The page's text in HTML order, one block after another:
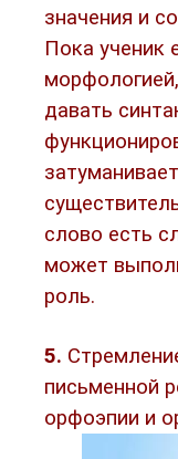
значения и
Пока ученик
давать
слово есть
может
роль.
5.
письменной
орфоэпии и